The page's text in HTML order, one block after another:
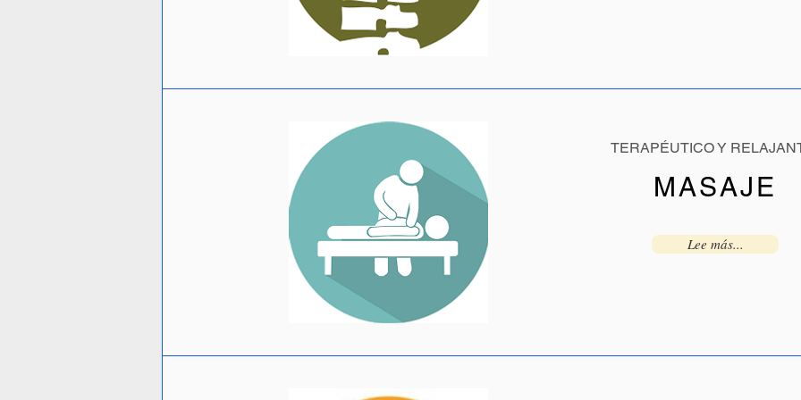
TERAPÉUTICO Y
MASAJE
Lee más...